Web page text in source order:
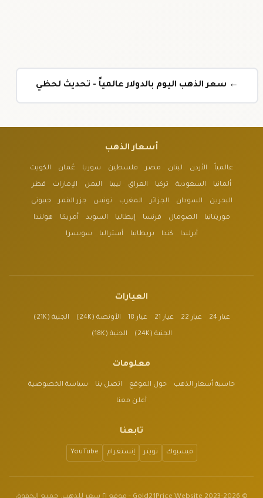
← سعر الذهب اليوم بالدولار عالمياً - تحديث لحظي
أسعار الذهب
عالمياً الأردن لبنان مصر فلسطين سوريا عُمان الكويت
ألمانيا السعودية تركيا العراق ليبيا اليمن الإمارات قطر
البحرين السودان الجزائر المغرب تونس جزر القمر جيبوتي
موريتانيا الصومال فرنسا إيطاليا السويد أمريكا هولندا
أيرلندا كندا بريطانيا أستراليا سويسرا
العيارات
عيار 24 عيار 22 عيار 21 عيار 18 الأونصة (24K) الجنية (21K)
الجنية (24K) الجنية (18K)
معلومات
حاسبة أسعار الذهب حول الموقع اتصل بنا سياسة الخصوصية
أعلن معنا
تابعنا
فيسبوك تويتر إنستغرام YouTube